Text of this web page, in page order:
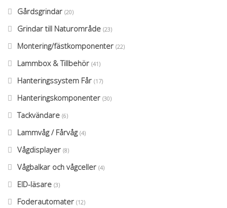
Gårdsgrindar (20)
Grindar till Naturområde (23)
Montering/fästkomponenter (22)
Lammbox & Tillbehör (41)
Hanteringssystem Får (17)
Hanteringskomponenter (30)
Tackvändare (6)
Lammvåg / Fårvåg (4)
Vågdisplayer (8)
Vågbalkar och vågceller (4)
EID-läsare (3)
Foderautomater (12)